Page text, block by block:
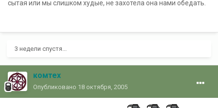
сытая или мы слишком худые, не захотела она нами обедать.
3 недели спустя...
комтех
Опубликовано 18 октября, 2005